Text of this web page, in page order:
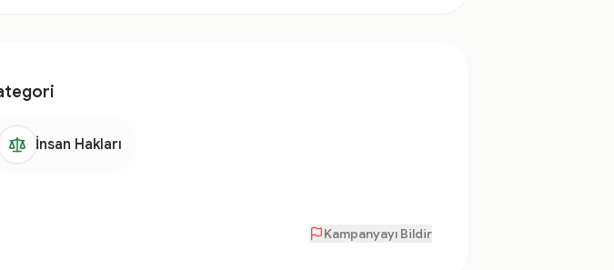
İnsan Hakları
Kampanyayı Bildir